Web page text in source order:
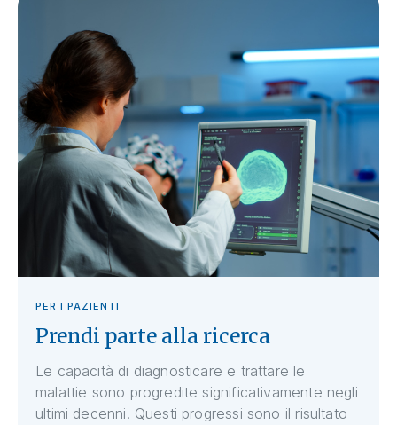
PER I PAZIENTI
Prendi parte alla ricerca
Le capacità di diagnosticare e trattare le
malattie sono progredite significativamente negli
ultimi decenni. Questi progressi sono il risultato